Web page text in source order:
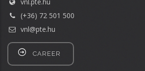
(+36) 72 501 500
vnl@pte.hu
CAREER